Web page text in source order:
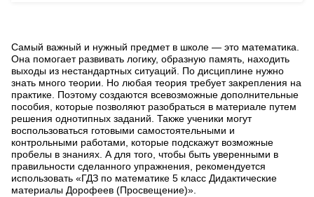
Самый важный и нужный предмет в школе — это математика.
Она помогает развивать логику, образную память, находить
выходы из нестандартных ситуаций. По дисциплине нужно
знать много теории. Но любая теория требует закрепления на
практике. Поэтому создаются всевозможные дополнительные
пособия, которые позволяют разобраться в материале путем
решения однотипных заданий. Также ученики могут
воспользоваться готовыми самостоятельными и
контрольными работами, которые подскажут возможные
пробелы в знаниях. А для того, чтобы быть уверенными в
правильности сделанного упражнения, рекомендуется
использовать «ГДЗ по математике 5 класс Дидактические
материалы Дорофеев (Просвещение)».